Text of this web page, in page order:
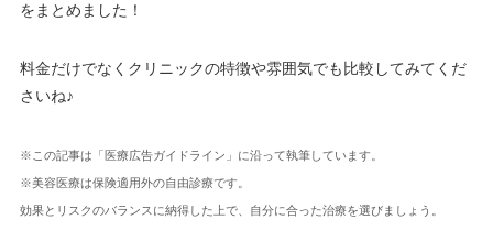
をまとめました！
料金だけでなくクリニックの特徴や雰囲気でも比較してみてくだ
さいね♪
※この記事は「医療広告ガイドライン」に沿って執筆しています。
※美容医療は保険適用外の自由診療です。
効果とリスクのバランスに納得した上で、自分に合った治療を選びましょう。